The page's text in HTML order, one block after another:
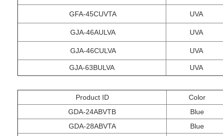
GFA-45CUVTA UVA
GJA-46AULVA UVA
GJA-46CULVA UVA
GJA-63BULVA UVA
Product ID
Color
GDA-24ABVTB
Blue
GDA-28ABVTA
Blue